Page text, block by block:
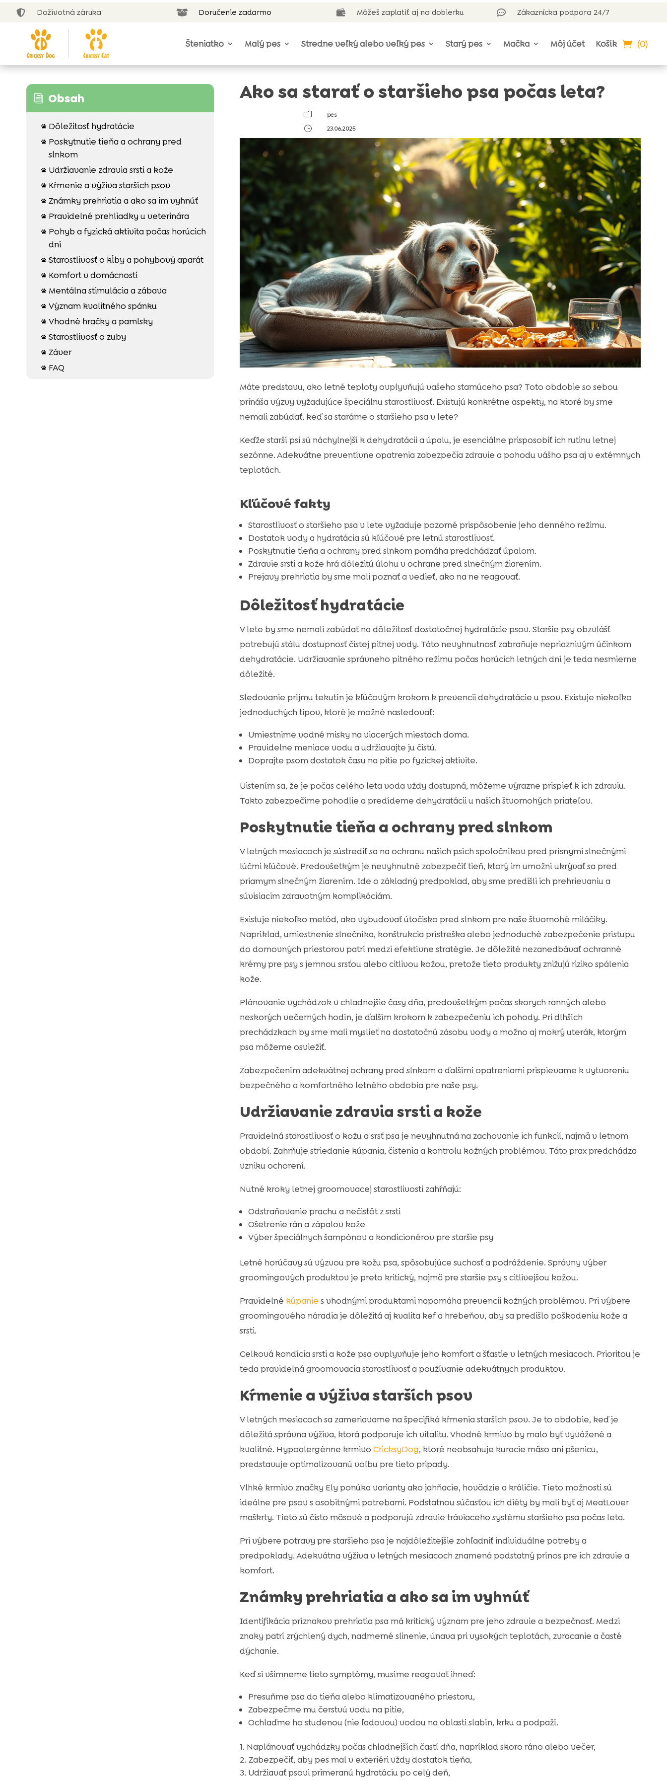
 Doživotná záruka  Doručenie zadarmo  Môžeš zaplatiť aj na dobierku  Zákaznícka podpora 24/7
Šteniatko Malý pes Stredne veľký alebo veľký pes Starý pes Mačka Môj účet Košík (0)
i Obsah
 Dôležitosť hydratácie

Poskytnutie tieňa a ochrany pred
slnkom
 Udržiavanie zdravia srsti a kože
 Kŕmenie a výživa starších psov
 Známky prehriatia a ako sa im vyhnúť
 Pravidelné prehliadky u veterinára

Pohyb a fyzická aktivita počas horúcich
dní
 Starostlivosť o kĺby a pohybový aparát
 Komfort v domácnosti
 Mentálna stimulácia a zábava
 Význam kvalitného spánku
 Vhodné hračky a pamlsky
 Starostlivosť o zuby
 Záver
 FAQ
Ako sa starať o staršieho psa počas leta?
m
pes
}
23.06.2025
Máte predstavu, ako letné teploty ovplyvňujú vašeho starnúceho psa? Toto obdobie so sebou
prináša výzvy vyžadujúce špeciálnu starostlivosť. Existujú konkrétne aspekty, na ktoré by sme
nemali zabúdať, keď sa staráme o staršieho psa v lete?
Keďže starší psi sú náchylnejší k dehydratácii a úpalu, je esenciálne prisposobiť ich rutinu letnej
sezónne. Adekvátne preventívne opatrenia zabezpečia zdravie a pohodu vášho psa aj v extémnych
teplotách.
Kľúčové fakty
Starostlivosť o staršieho psa v lete vyžaduje pozorné prispôsobenie jeho denného režimu.
Dostatok vody a hydratácia sú kľúčové pre letnú starostlivosť.
Poskytnutie tieňa a ochrany pred slnkom pomáha predchádzať úpalom.
Zdravie srsti a kože hrá dôležitú úlohu v ochrane pred slnečným žiarením.
Prejavy prehriatia by sme mali poznať a vedieť, ako na ne reagovať.
Dôležitosť hydratácie
V lete by sme nemali zabúdať na dôležitosť dostatočnej hydratácie psov. Staršie psy obzvlášť
potrebujú stálu dostupnosť čistej pitnej vody. Táto nevyhnutnosť zabraňuje nepriaznivým účinkom
dehydratácie. Udržiavanie správneho pitného režimu počas horúcich letných dní je teda nesmierne
dôležité.
Sledovanie príjmu tekutín je kľúčovým krokom k prevencii dehydratácie u psov. Existuje niekoľko
jednoduchých tipov, ktoré je možné nasledovať:
Umiestnime vodné misky na viacerých miestach doma.
Pravidelne meniace vodu a udržiavajte ju čistú.
Doprajte psom dostatok času na pitie po fyzickej aktivite.
Uistením sa, že je počas celého leta voda vždy dostupná, môžeme výrazne prispieť k ich zdraviu.
Takto zabezpečíme pohodlie a predídeme dehydratácii u našich štvornohých priateľov.
Poskytnutie tieňa a ochrany pred slnkom
V letných mesiacoch je sústrediť sa na ochranu našich psích spoločníkov pred prísnymi slnečnými
lúčmi kľúčové. Predovšetkým je nevyhnutné zabezpečiť tieň, ktorý im umožní ukrývať sa pred
priamym slnečným žiarením. Ide o základný predpoklad, aby sme predišli ich prehrievaniu a
súvisiacim zdravotným komplikáciám.
Existuje niekoľko metód, ako vybudovať útočisko pred slnkom pre naše štvornohé miláčiky.
Napríklad, umiestnenie slnečníka, konštrukcia prístreška alebo jednoduché zabezpečenie prístupu
do domovných priestorov patrí medzi efektívne stratégie. Je dôležité nezanedbávať ochranné
krémy pre psy s jemnou srsťou alebo citlivou kožou, pretože tieto produkty znižujú riziko spálenia
kože.
Plánovanie vychádzok v chladnejšie časy dňa, predovšetkým počas skorych ranných alebo
neskorých večerných hodín, je ďalším krokom k zabezpečeniu ich pohody. Pri dlhších
prechádzkach by sme mali myslieť na dostatočnú zásobu vody a možno aj mokrý uterák, ktorým
psa môžeme osviežiť.
Zabezpečením adekvátnej ochrany pred slnkom a ďalšími opatreniami prispievame k vytvoreniu
bezpečného a komfortného letného obdobia pre naše psy.
Udržiavanie zdravia srsti a kože
Pravidelná starostlivosť o kožu a srsť psa je nevyhnutná na zachovanie ich funkcií, najmä v letnom
období. Zahrňuje striedanie kúpania, čistenia a kontrolu kožných problémov. Táto prax predchádza
vzniku ochorení.
Nutné kroky letnej groomovacej starostlivosti zahŕňajú:
Odstraňovanie prachu a nečistôt z srsti
Ošetrenie rán a zápalov kože
Výber špeciálnych šampónov a kondicionérov pre staršie psy
Letné horúčavy sú výzvou pre kožu psa, spôsobujúce suchosť a podráždenie. Správny výber
groomingových produktov je preto kritický, najmä pre staršie psy s citlivejšou kožou.
Pravidelné kúpanie s vhodnými produktami napomáha prevencii kožných problémov. Pri výbere
groomingového náradia je dôležitá aj kvalita kef a hrebeňov, aby sa predišlo poškodeniu kože a
srsti.
Celková kondícia srsti a kože psa ovplyvňuje jeho komfort a šťastie v letných mesiacoch. Prioritou je
teda pravidelná groomovacia starostlivosť a používanie adekvátnych produktov.
Kŕmenie a výživa starších psov
V letných mesiacoch sa zameriavame na špecifiká kŕmenia starších psov. Je to obdobie, keď je
dôležitá správna výživa, ktorá podporuje ich vitalitu. Vhodné krmivo by malo byť vyvážené a
kvalitné. Hypoalergénne krmivo CricksyDog, ktoré neobsahuje kuracie mäso ani pšenicu,
predstavuje optimalizovanú voľbu pre tieto pripady.
Vlhké krmivo značky Ely ponúka varianty ako jahňacie, hovädzie a králičie. Tieto možnosti sú
ideálne pre psov s osobitnými potrebami. Podstatnou súčasťou ich diéty by mali byť aj MeatLover
maškrty. Tieto sú čisto mäsové a podporujú zdravie tráviaceho systému staršieho psa počas leta.
Pri výbere potravy pre staršieho psa je najdôležitejšie zohľadniť individuálne potreby a
predpoklady. Adekvátna výživa v letných mesiacoch znamená podstatný prínos pre ich zdravie a
komfort.
Známky prehriatia a ako sa im vyhnúť
Identifikácia príznakov prehriatia psa má kritický význam pre jeho zdravie a bezpečnosť. Medzi
znaky patrí zrýchlený dych, nadmerné slinenie, únava pri vysokých teplotách, zvracanie a časté
dýchanie.
Keď si všimneme tieto symptómy, musíme reagovať ihneď:
Presuňme psa do tieňa alebo klimatizovaného priestoru,
Zabezpečme mu čerstvú vodu na pitie,
Ochlaďme ho studenou (nie ľadovou) vodou na oblasti slabín, krku a podpaží.
Naplánovať vychádzky počas chladnejších častí dňa, napríklad skoro ráno alebo večer,
Zabezpečiť, aby pes mal v exteriéri vždy dostatok tieňa,
Udržiavať psovi primeranú hydratáciu po celý deň,